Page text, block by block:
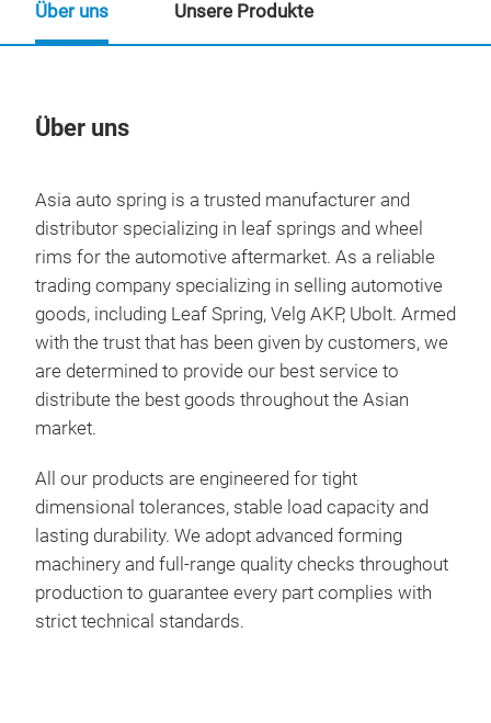
Über uns
Asia auto spring is a trusted manufacturer and
distributor specializing in leaf springs and wheel
rims for the automotive aftermarket. As a reliable
trading company specializing in selling automotive
goods, including Leaf Spring, Velg AKP, Ubolt. Armed
with the trust that has been given by customers, we
are determined to provide our best service to
distribute the best goods throughout the Asian
market.
All our products are engineered for tight
dimensional tolerances, stable load capacity and
lasting durability. We adopt advanced forming
machinery and full-range quality checks throughout
production to guarantee every part complies with
strict technical standards.
Über uns Unsere Produkte